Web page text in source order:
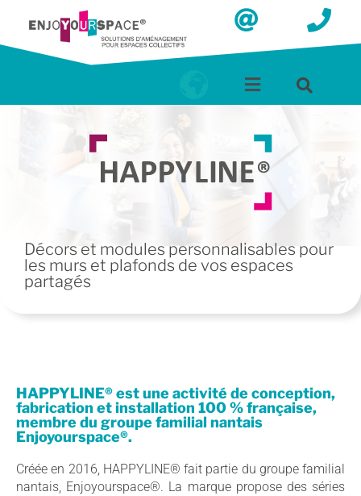
Décors et modules personnalisables pour
les murs et plafonds de vos espaces
partagés
HAPPYLINE® est une activité de conception,
fabrication et installation 100 % française,
membre du groupe familial nantais
Enjoyourspace®.
Créée en 2016, HAPPYLINE® fait partie du groupe familial
nantais, Enjoyourspace®. La marque propose des séries